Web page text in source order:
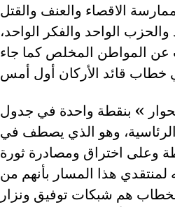
الاقصاء والعنف والقتل
الواحد والفكر الواحد،
عن المواطن المخلص كما جاء
» بنقطة واحدة في جدول
الرئاسية، وهو الذي يصطف في
وعلى اختراق ومصادرة ثورة
هذا المسار بأنهم من
للخطاب هم شبكات توفيق ونزار